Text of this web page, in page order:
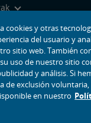
Sitio
cookies y otras
del usuario y
sitio web. También
uso de nuestro sitio
y análisis. Si
de exclusión
en nuestro